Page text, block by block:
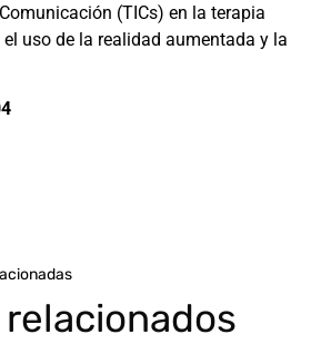
(TICs) en la terapia
uso de la realidad aumentada y la